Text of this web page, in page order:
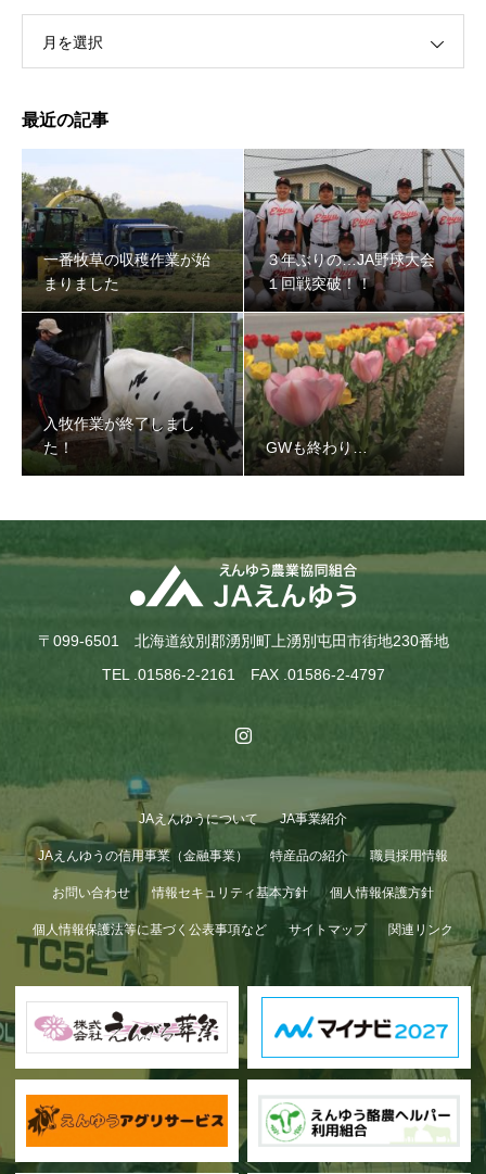
月を選択
最近の記事
一番牧草の収穫作業が始
まりました
３年ぶりの…JA野球大会
１回戦突破！！
入牧作業が終了しまし
た！
GWも終わり…
〒099-6501 北海道紋別郡湧別町上湧別屯田市街地230番地
TEL .01586-2-2161 FAX .01586-2-4797
JAえんゆうについて JA事業紹介
JAえんゆうの信用事業（金融事業） 特産品の紹介 職員採用情報
お問い合わせ 情報セキュリティ基本方針 個人情報保護方針
個人情報保護法等に基づく公表事項など サイトマップ 関連リンク